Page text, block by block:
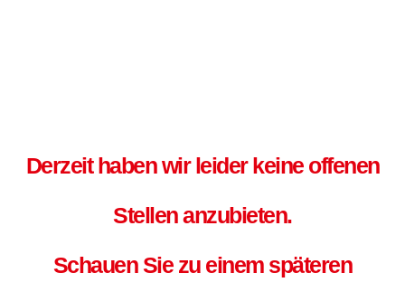
Derzeit haben wir leider keine offenen
Stellen anzubieten.
Schauen Sie zu einem späteren